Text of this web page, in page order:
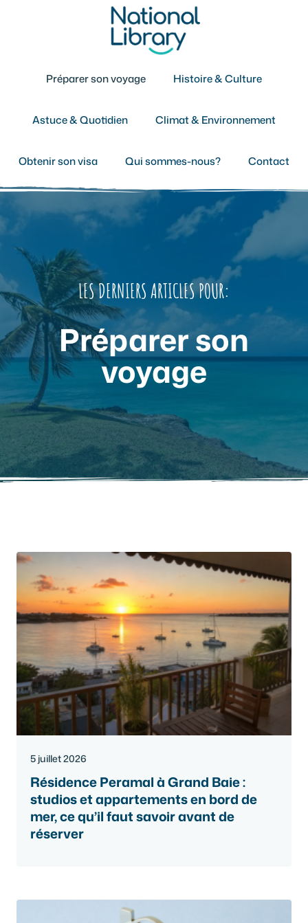
Préparer son voyage Histoire & Culture
Astuce & Quotidien Climat & Environnement
Obtenir son visa Qui sommes-nous? Contact
LES DERNIERS ARTICLES POUR:
Préparer son
voyage
5 juillet 2026
Résidence Peramal à Grand Baie :
studios et appartements en bord de
mer, ce qu’il faut savoir avant de
réserver